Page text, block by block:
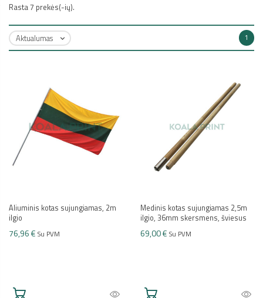
Rasta 7 prekės(-ių).
Aktualumas  1
Aliuminis kotas sujungiamas, 2m
ilgio
76,96 € Su PVM
Medinis kotas sujungiamas 2,5m
ilgio, 36mm skersmens, šviesus
69,00 € Su PVM